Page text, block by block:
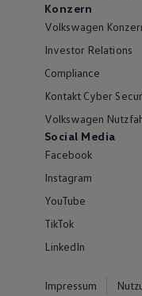
Konzern
Volkswagen
Investor Relations
Compliance
Kontakt Cyber
Volkswagen
Social Media
Facebook
Instagram
YouTube
TikTok
LinkedIn
Impressum